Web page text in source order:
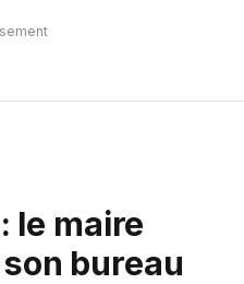
le maire
bureau